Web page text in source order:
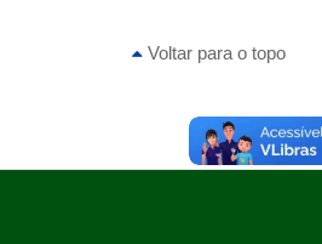
Voltar para o topo